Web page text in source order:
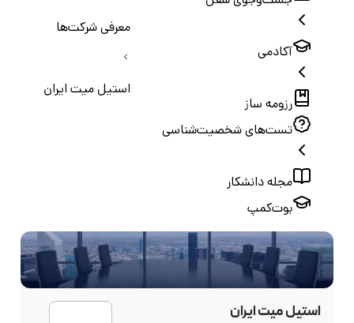
آکادمی
رزومه ساز
تست‌های شخصیت‌شناسی
مجله دانشکار
بوت‌کمپ
معرفی شرکت‌ها
استیل میت ایران
استیل میت ایران